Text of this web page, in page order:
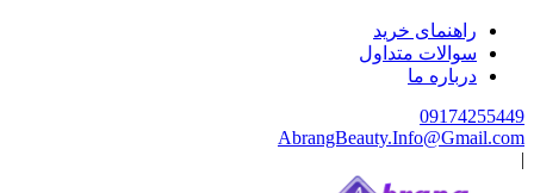
راهنمای خرید
سوالات متداول
درباره ما
09174255449
AbrangBeauty.Info@Gmail.com
|